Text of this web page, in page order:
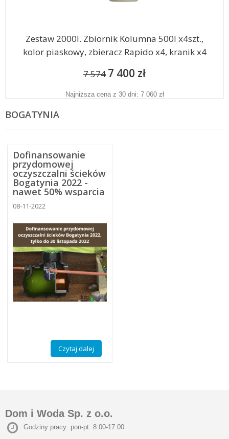
Zestaw 2000l. Zbiornik Kolumna 500l x4szt.,
kolor piaskowy, zbieracz Rapido x4, kranik x4
7 574 7 400 zł
Najniższa cena z 30 dni: 7 060 zł
BOGATYNIA
Dofinansowanie
przydomowej
oczyszczalni ścieków
Bogatynia 2022 -
nawet 50% wsparcia
jeszcze w tym roku
08-11-2022
Czytaj dalej
Dom i Woda Sp. z o.o.
Godziny pracy: pon-pt: 8.00-17.00